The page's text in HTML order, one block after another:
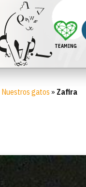
TEAMING
Nuestros gatos » Zafira